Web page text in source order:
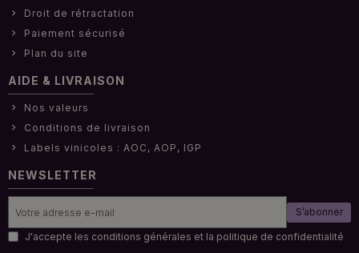
Droit de rétractation
Paiement sécurisé
Plan du site
AIDE & LIVRAISON
Nos valeurs
Conditions de livraison
Labels vinicoles : AOC, AOP, IGP
NEWSLETTER
S’abonner
J'accepte les conditions générales et la politique de confidentialité